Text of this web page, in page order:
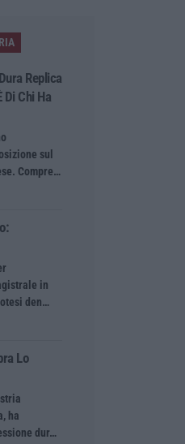
Replica
Di Chi Ha
sul
Compre…
in
den…
Lo
ha
dur…